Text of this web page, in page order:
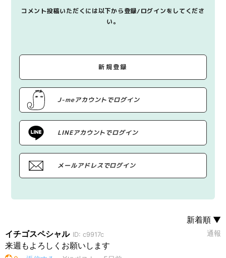
コメント投稿いただくには以下から登録/ログインをしてくださ
い。
新規登録
J-meアカウントでログイン
LINEアカウントでログイン
メールアドレスでログイン